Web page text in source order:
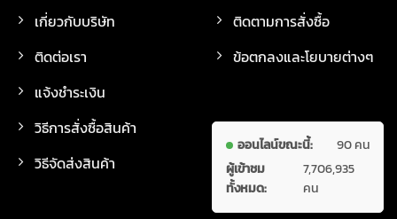
เกี่ยวกับบริษัท
ติดต่อเรา
แจ้งชำระเงิน
วิธีการสั่งซื้อสินค้า
วิธีจัดส่งสินค้า
ติดตามการสั่งซื้อ
ข้อตกลงและโยบายต่างๆ
ออนไลน์ขณะนี้:
90 คน
ผู้เข้าชม
ทั้งหมด:
7,706,935
คน